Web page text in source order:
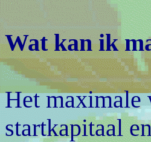
Wat kan ik
Het maximale
startkapitaal